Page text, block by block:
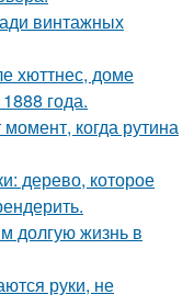
винтажных
хюттнес, доме
года.
когда рутина
дерево, которое
долгую жизнь в
руки, не